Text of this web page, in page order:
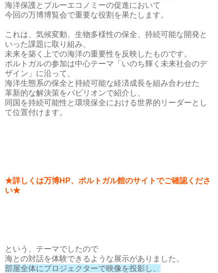
海洋保護とブルーエコノミーの促進において
今回の万博博覧会で重要な役割を果たします。
これは、気候変動、生物多様性の保全、持続可能な開発と
いった課題に取り組み、
未来を築く上での海洋の重要性を反映したものです。
ポルトガルの参加は中心テーマ「いのち輝く未来社会のデ
ザイン」に沿って、
海洋生態系の保全と持続可能な経済成長を組み合わせた
革新的な解決策をパビリオンで紹介し、
同国を持続可能性と環境保全における世界的リーダーとし
て位置付けます。
★詳しくは万博HP、ポルトガル館のサイトでご確認くださ
い★
という、テーマでしたので
海との対話を体験できるような展示がありました。
部屋全体にプロジェクターで映像を投影し、